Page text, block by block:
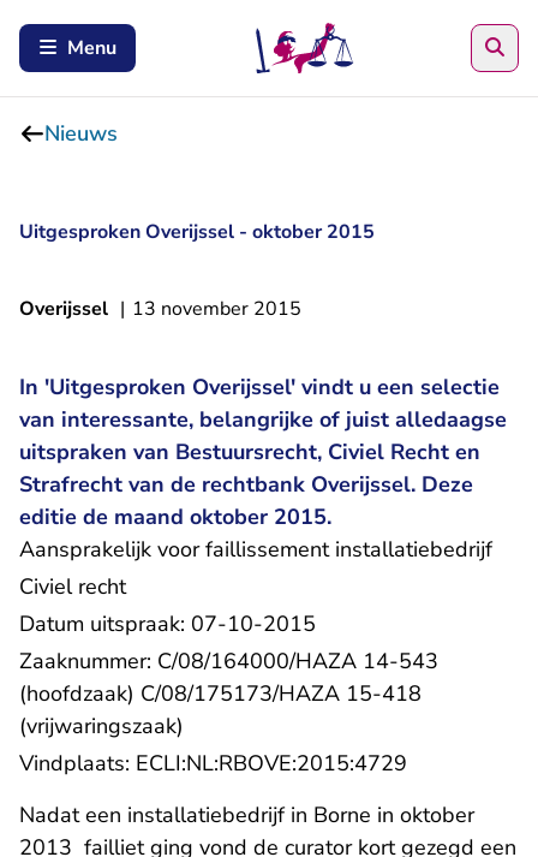
Menu
Nieuws
Uitgesproken Overijssel - oktober 2015
Overijssel | 13 november 2015
In 'Uitgesproken Overijssel' vindt u een selectie
van interessante, belangrijke of juist alledaagse
uitspraken van Bestuursrecht, Civiel Recht en
Strafrecht van de rechtbank Overijssel. Deze
editie de maand oktober 2015.
Aansprakelijk voor faillissement installatiebedrijf
Civiel recht
Datum uitspraak: 07-10-2015
Zaaknummer: C/08/164000/HAZA 14-543
(hoofdzaak) C/08/175173/HAZA 15-418
(vrijwaringszaak)
Vindplaats: ECLI:NL:RBOVE:2015:4729
Nadat een installatiebedrijf in Borne in oktober
2013 failliet ging vond de curator kort gezegd een